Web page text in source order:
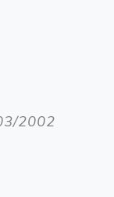
2002